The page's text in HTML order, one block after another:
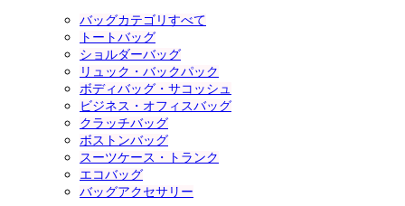
バッグカテゴリすべて
トートバッグ
ショルダーバッグ
リュック・バックパック
ボディバッグ・サコッシュ
ビジネス・オフィスバッグ
クラッチバッグ
ボストンバッグ
スーツケース・トランク
エコバッグ
バッグアクセサリー